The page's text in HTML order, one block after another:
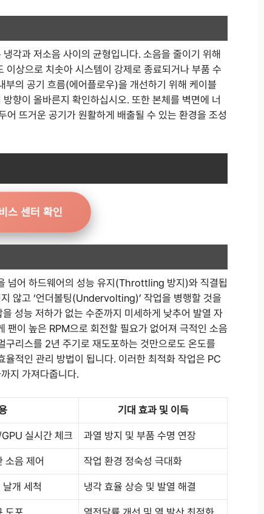
각과 저소음 사이의 균형입니다. 소음을 줄이기 위해
상으로 치솟아 시스템이 강제로 종료되거나 부품 수
의 공기 흐름(에어플로우)을 개선하기 위해 케이블
향이 올바른지 확인하십시오. 또한 본체를 벽면에 너
뜨거운 공기가 원활하게 배출될 수 있는 환경을 조성
스 센터 확인
넘어 하드웨어의 성능 유지(Throttling 방지)와 직결됩
않고 ‘언더볼팅(Undervolting)’ 작업을 병행할 것을
성능 저하가 없는 수준까지 미세하게 낮추어 발열 자
팬이 높은 RPM으로 회전할 필요가 없어져 극적인 소음
리스를 2년 주기로 재도포하는 것만으로도 온도를
적인 관리 방법이 됩니다. 이러한 최적화 작업은 PC
지 가져다줍니다.
기대 효과 및 이득
실시간 체크 과열 방지 및 부품 수명 연장
소음 제어 작업 환경 정숙성 극대화
개 세척 냉각 효율 상승 및 발열 해결